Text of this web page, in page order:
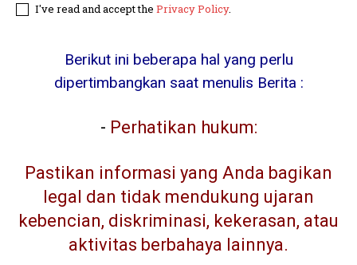
I've read and accept the Privacy Policy.
Berikut ini beberapa hal yang perlu
dipertimbangkan saat menulis Berita :
- Perhatikan hukum:
Pastikan informasi yang Anda bagikan
legal dan tidak mendukung ujaran
kebencian, diskriminasi, kekerasan, atau
aktivitas berbahaya lainnya.